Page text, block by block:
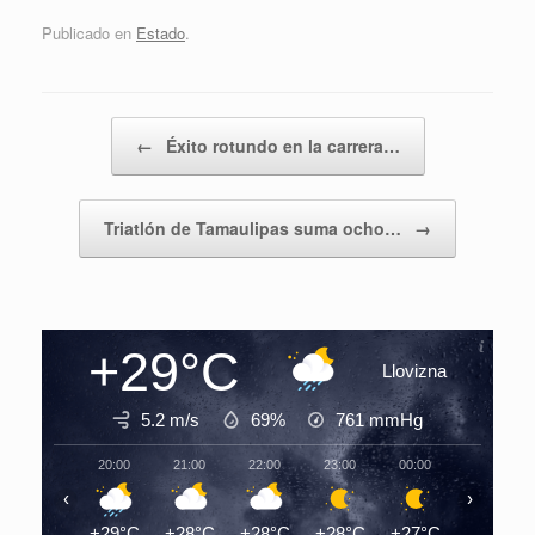
Publicado en Estado.
← Éxito rotundo en la carrera…
Triatlón de Tamaulipas suma ocho… →
+29°C Llovizna
5.2 m/s 69% 761mmHg
20:00 21:00 22:00 23:00 00:00
‹ ›